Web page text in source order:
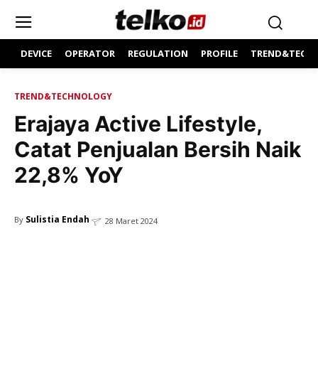
DEVICE OPERATOR REGULATION PROFILE
TREND&TECHNOLOGY
Erajaya Active Lifestyle,
Catat Penjualan Bersih Naik
22,8% YoY
By Sulistia Endah 28 Maret 2024